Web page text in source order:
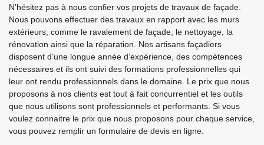
N’hésitez pas à nous confier vos projets de travaux de façade.
Nous pouvons effectuer des travaux en rapport avec les murs
extérieurs, comme le ravalement de façade, le nettoyage, la
rénovation ainsi que la réparation. Nos artisans façadiers
disposent d’une longue année d’expérience, des compétences
nécessaires et ils ont suivi des formations professionnelles qui
leur ont rendu professionnels dans le domaine. Le prix que nous
proposons à nos clients est tout à fait concurrentiel et les outils
que nous utilisons sont professionnels et performants. Si vous
voulez connaitre le prix que nous proposons pour chaque service,
vous pouvez remplir un formulaire de devis en ligne.